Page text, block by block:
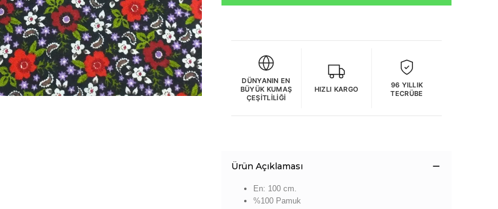
DÜNYANIN EN
BÜYÜK KUMAŞ
ÇEŞITLILIĞI
HIZLI KARGO
96 YILLIK
TECRÜBE
Ürün Açıklaması
En: 100 cm.
%100 Pamuk